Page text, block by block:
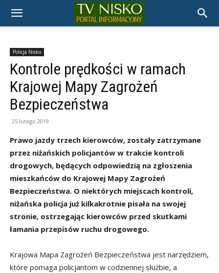
TELEWIZJA
NISKO
Policja Nisko
Kontrole prędkości w ramach
Krajowej Mapy Zagrożeń
Bezpieczeństwa
25 lutego 2019
Prawo jazdy trzech kierowców, zostały zatrzymane
przez niżańskich policjantów w trakcie kontroli
drogowych, będących odpowiedzią na zgłoszenia
mieszkańców do Krajowej Mapy Zagrożeń
Bezpieczeństwa. O niektórych miejscach kontroli,
niżańska policja już kilkakrotnie pisała na swojej
stronie, ostrzegając kierowców przed skutkami
łamania przepisów ruchu drogowego.
Krajowa Mapa Zagrożeń Bezpieczeństwa jest narzędziem,
które pomaga policjantom w codziennej służbie, a